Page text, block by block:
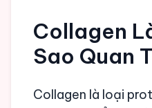
Collagen
Sao Quan
Collagen là loại